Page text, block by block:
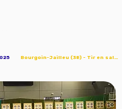
Bourgoin-Jailleu (38) - Tir en salle